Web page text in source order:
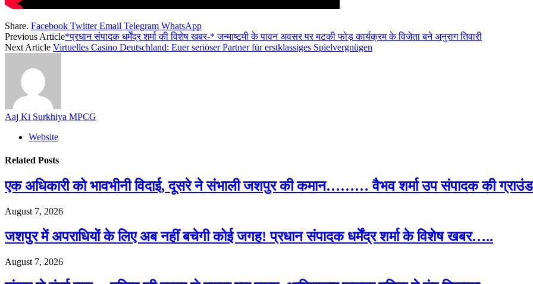
Share. Facebook Twitter Email Telegram WhatsApp
Previous Article­*प्रधान संपादक धर्मेंद्र शर्मा की विशेष खबर-* जन्माष्टमी के पावन अवसर पर मटकी फोड़ कार्यक्रम के विजेता बने अनुराग तिवारी
Next Article Virtuelles Casino Deutschland: Euer seriöser Partner für erstklassiges Spielvergnügen
Aaj Ki Surkhiya MPCG
Website
Related Posts
एक अधिकारी को भावभीनी विदाई, दूसरे ने संभाली जशपुर की कमान……… वैभव शर्मा उप संपादक की ग्राउंड
August 7, 2026
जशपुर में अपराधियों के लिए अब नहीं बचेगी कोई जगह! प्रधान संपादक धर्मेंद्र शर्मा के विशेष खबर…..
August 7, 2026